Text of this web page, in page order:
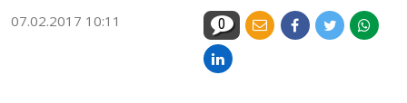
07.02.2017 10:11 0